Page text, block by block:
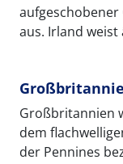
aufgeschobener
aus. Irland weist
Großbritannien
dem
der Pennines